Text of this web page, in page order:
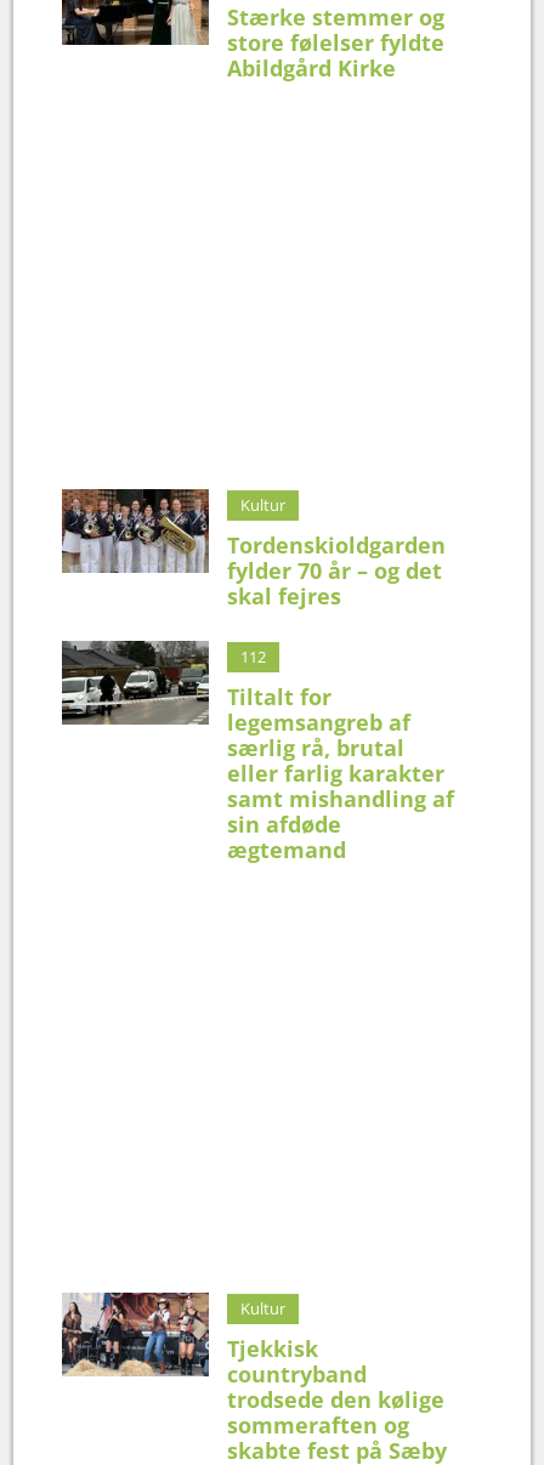
Stærke stemmer og
store følelser fyldte
Abildgård Kirke
Kultur
Tordenskioldgarden
fylder 70 år – og det
skal fejres
112
Tiltalt for
legemsangreb af
særlig rå, brutal
eller farlig karakter
samt mishandling af
sin afdøde
ægtemand
Kultur
Tjekkisk
countryband
trodsede den kølige
sommeraften og
skabte fest på Sæby